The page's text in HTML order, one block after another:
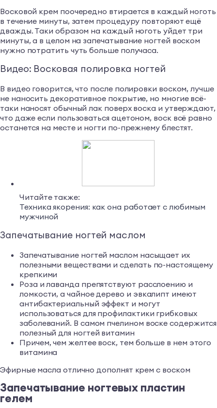
Восковой крем поочередно втирается в каждый ноготь
в течение минуты, затем процедуру повторяют ещё
дважды. Таки образом на каждый ноготь уйдет три
минуты, а в целом на запечатывание ногтей воском
нужно потратить чуть больше получаса.
Видео: Восковая полировка ногтей
В видео говорится, что после полировки воском, лучше
не наносить декоративное покрытие, но многие всё-
таки наносят обычный лак поверх воска и утверждают,
что даже если пользоваться ацетоном, воск всё равно
останется на месте и ногти по-прежнему блестят.
Читайте также:
Техника якорения: как она работает с любимым
мужчиной
Запечатывание ногтей маслом
Запечатывание ногтей маслом насыщает их
полезными веществами и сделать по-настоящему
крепкими
Роза и лаванда препятствуют расслоению и
ломкости, а чайное дерево и эвкалипт имеют
антибактериальный эффект и могут
использоваться для профилактики грибковых
заболеваний. В самом пчелином воске содержится
полезный для ногтей витамин
Причем, чем желтее воск, тем больше в нем этого
витамина
Эфирные масла отлично дополнят крем с воском
Запечатывание ногтевых пластин
гелем